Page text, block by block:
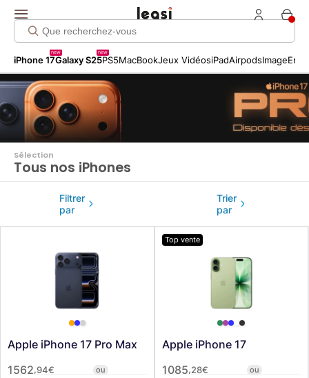
iPhone 17
new
Galaxy S25
new
PS5MacBookJeux VidéosiPadAirpodsImage
Sélection
Tous nos iPhones
Filtrer
par
Trier
par
Apple iPhone 17 Pro Max
1562,94€ ou
Top vente
Apple iPhone 17
1085,28€ ou